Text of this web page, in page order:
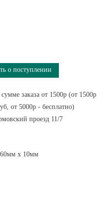
о поступлении
заказа от 1500р (от 1500р
от 5000р - бесплатно)
проезд 11/7
x 10мм